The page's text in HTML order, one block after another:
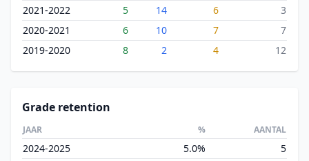
2021-2022
5 14 6
3
2020-2021
6 10 7
7
2019-2020
8 2 4 12
Grade retention
JAAR % AANTAL
2024-2025 5.0%
5